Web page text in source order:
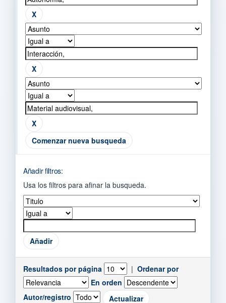
Comenzar nueva busqueda
Añadir filtros:
Usa los filtros para afinar la busqueda.
Resultados por página | Ordenar por
En orden
Autor/registro